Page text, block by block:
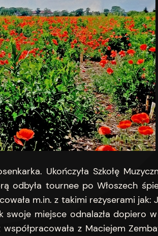
Ukończyła Szkołę
odbyła tournee po Włoszech
m.in. z takimi reżyserami jak:
miejsce odnalazła dopiero
z Maciejem